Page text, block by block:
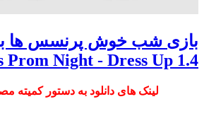
بازی شب خوش پرنسس ها
Prom Night - Dress Up 1.4
لینک های دانلود به دستور کمیته